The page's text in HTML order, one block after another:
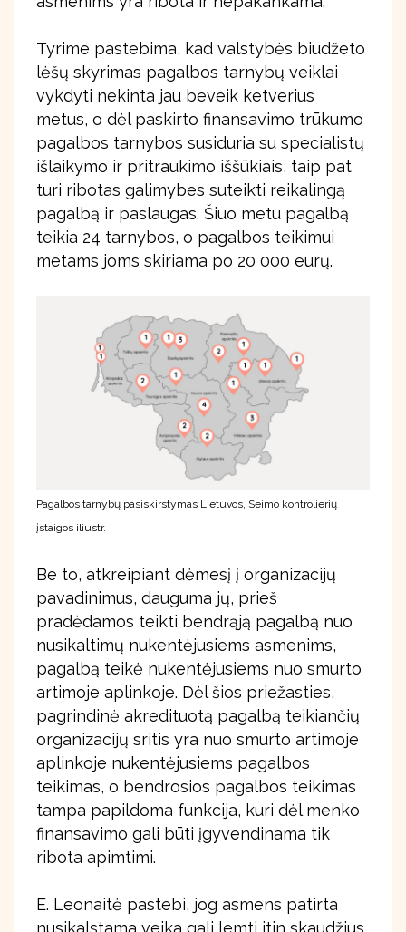
Tyrime pastebima, kad valstybės biudžeto
lėšų skyrimas pagalbos tarnybų veiklai
vykdyti nekinta jau beveik ketverius
metus, o dėl paskirto finansavimo trūkumo
pagalbos tarnybos susiduria su specialistų
išlaikymo ir pritraukimo iššūkiais, taip pat
turi ribotas galimybes suteikti reikalingą
pagalbą ir paslaugas. Šiuo metu pagalbą
teikia 24 tarnybos, o pagalbos teikimui
metams joms skiriama po 20 000 eurų.
Pagalbos tarnybų pasiskirstymas Lietuvos, Seimo kontrolierių
įstaigos iliustr.
Be to, atkreipiant dėmesį į organizacijų
pavadinimus, dauguma jų, prieš
pradėdamos teikti bendrąją pagalbą nuo
nusikaltimų nukentėjusiems asmenims,
pagalbą teikė nukentėjusiems nuo smurto
artimoje aplinkoje. Dėl šios priežasties,
pagrindinė akredituotą pagalbą teikiančių
organizacijų sritis yra nuo smurto artimoje
aplinkoje nukentėjusiems pagalbos
teikimas, o bendrosios pagalbos teikimas
tampa papildoma funkcija, kuri dėl menko
finansavimo gali būti įgyvendinama tik
ribota apimtimi.
E. Leonaitė pastebi, jog asmens patirta
nusikalstama veika gali lemti itin skaudžius